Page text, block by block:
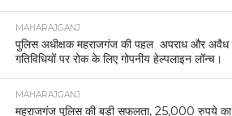
MAHARAJGANJ
पुलिस अधीक्षक महराजगंज की पहल अपराध और अवैध
गतिविधियों पर रोक के लिए गोपनीय हेल्पलाइन लॉन्च।
MAHARAJGANJ
महराजगंज पुलिस की बड़ी सफलता, 25,000 रुपये का